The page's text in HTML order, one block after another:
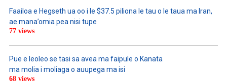
Faailoa e Hegseth ua oo i le $37.5 piliona le tau o le taua ma Iran,
ae mana’omia pea nisi tupe
77 views
Pue e leoleo se tasi sa avea ma faipule o Kanata
ma molia i moliaga o auupega ma isi
68 views